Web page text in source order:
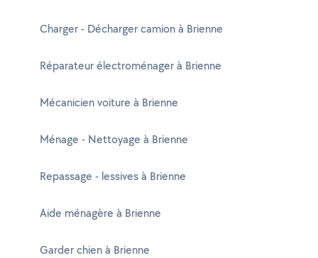
Charger - Décharger camion à Brienne
Réparateur électroménager à Brienne
Mécanicien voiture à Brienne
Ménage - Nettoyage à Brienne
Repassage - lessives à Brienne
Aide ménagère à Brienne
Garder chien à Brienne